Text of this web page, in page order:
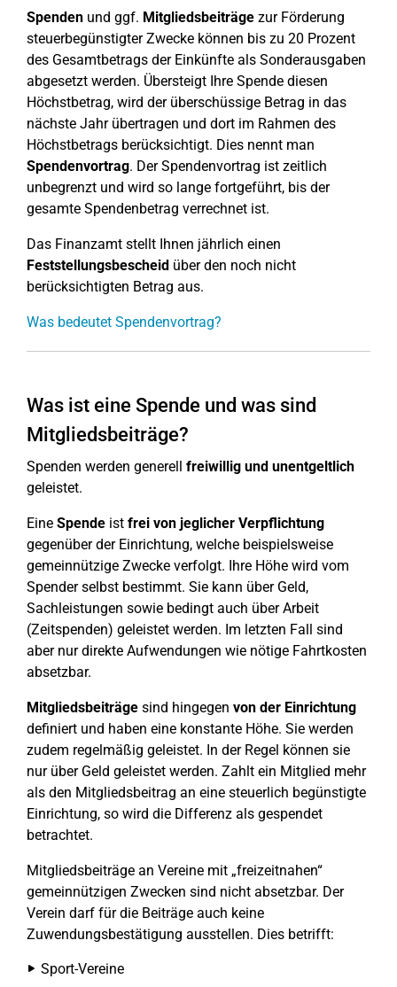
Spenden und ggf. Mitgliedsbeiträge zur Förderung
steuerbegünstigter Zwecke können bis zu 20 Prozent
des Gesamtbetrags der Einkünfte als Sonderausgaben
abgesetzt werden. Übersteigt Ihre Spende diesen
Höchstbetrag, wird der überschüssige Betrag in das
nächste Jahr übertragen und dort im Rahmen des
Höchstbetrags berücksichtigt. Dies nennt man
Spendenvortrag. Der Spendenvortrag ist zeitlich
unbegrenzt und wird so lange fortgeführt, bis der
gesamte Spendenbetrag verrechnet ist.
Das Finanzamt stellt Ihnen jährlich einen
Feststellungsbescheid über den noch nicht
berücksichtigten Betrag aus.
Was bedeutet Spendenvortrag?
Was ist eine Spende und was sind
Mitgliedsbeiträge?
Spenden werden generell freiwillig und unentgeltlich
geleistet.
Eine Spende ist frei von jeglicher Verpflichtung
gegenüber der Einrichtung, welche beispielsweise
gemeinnützige Zwecke verfolgt. Ihre Höhe wird vom
Spender selbst bestimmt. Sie kann über Geld,
Sachleistungen sowie bedingt auch über Arbeit
(Zeitspenden) geleistet werden. Im letzten Fall sind
aber nur direkte Aufwendungen wie nötige Fahrtkosten
absetzbar.
Mitgliedsbeiträge sind hingegen von der Einrichtung
definiert und haben eine konstante Höhe. Sie werden
zudem regelmäßig geleistet. In der Regel können sie
nur über Geld geleistet werden. Zahlt ein Mitglied mehr
als den Mitgliedsbeitrag an eine steuerlich begünstigte
Einrichtung, so wird die Differenz als gespendet
betrachtet.
Mitgliedsbeiträge an Vereine mit „freizeitnahen“
gemeinnützigen Zwecken sind nicht absetzbar. Der
Verein darf für die Beiträge auch keine
Zuwendungsbestätigung ausstellen. Dies betrifft:
Sport-Vereine